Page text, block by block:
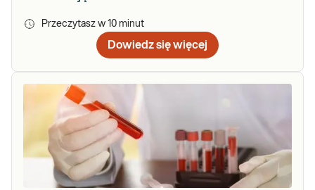
Przeczytasz w 10 minut
Dowiedz się więcej